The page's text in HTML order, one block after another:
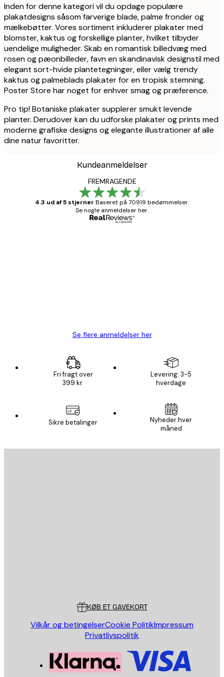
Inden for denne kategori vil du opdage populære
plakatdesigns såsom farverige blade, palme fronder og
mælkebøtter. Vores sortiment inkluderer plakater med
blomster, kaktus og forskellige planter, hvilket tilbyder
uendelige muligheder. Skab en romantisk billedvæg med
rosen og pæonbilleder, favn en skandinavisk designstil med
elegant sort-hvide plantetegninger, eller vælg trendy
kaktus og palmeblads plakater for en tropisk stemning.
Poster Store har noget for enhver smag og præference.
Pro tip! Botaniske plakater supplerer smukt levende
planter. Derudover kan du udforske plakater og prints med
moderne grafiske designs og elegante illustrationer af alle
dine natur favoritter.
Kundeanmeldelser
FREMRAGENDE
4.3 ud af 5 stjerner Baseret på 70919 bedømmelser.
Se nogle anmeldelser her.
Se flere anmeldelser her
Fri fragt over
399 kr.
Levering: 3-5
hverdage
Sikre betalinger
Nyheder hver
måned
KØB ET GAVEKORT
Vilkår og betingelserCookie PolitikImpressum
Privatlivspolitik